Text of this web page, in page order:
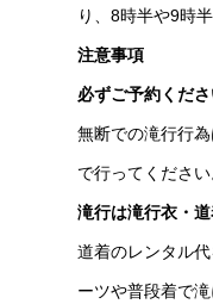
り、8時半や9時
注意事項
必ずご予約くだ
無断での滝行行
で行ってください
滝行は滝行衣・道
道着のレンタル
ーツや普段着で